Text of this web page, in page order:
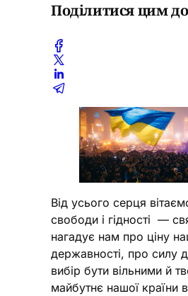
Поділитися цим
Від усього серця
свободи і гідності —
нагадує нам про ціну
державності, про силу
вибір бути вільними й
майбутнє нашої країни